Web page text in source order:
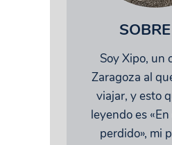
Soy Xipo, un
Zaragoza al
viajar, y esto
leyendo es
perdido», mi